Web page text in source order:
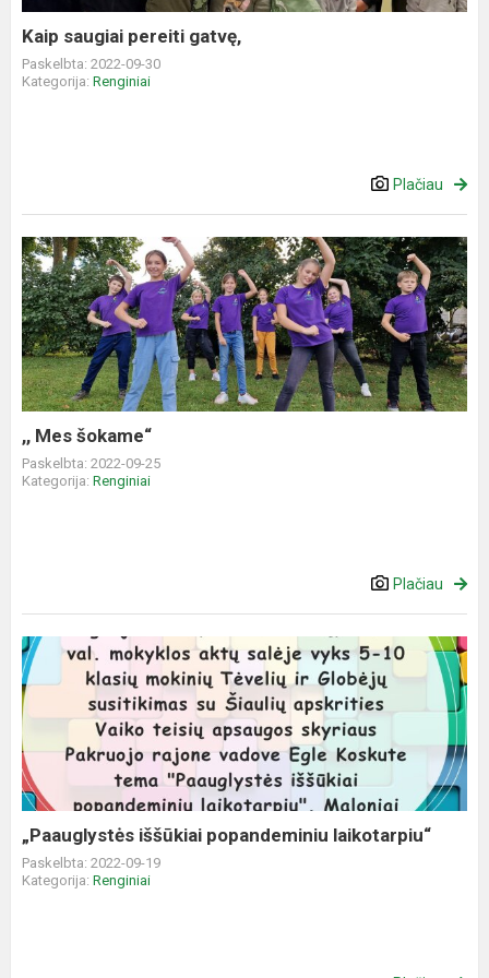
Kaip saugiai pereiti gatvę,
Paskelbta: 2022-09-30
Kategorija: Renginiai
Plačiau
,,
Mes
šokame“
,, Mes šokame“
Paskelbta: 2022-09-25
Kategorija: Renginiai
Plačiau
„Paauglystės
iššūkiai
popandeminiu
laikotarpiu“
„Paauglystės iššūkiai popandeminiu laikotarpiu“
Paskelbta: 2022-09-19
Kategorija: Renginiai